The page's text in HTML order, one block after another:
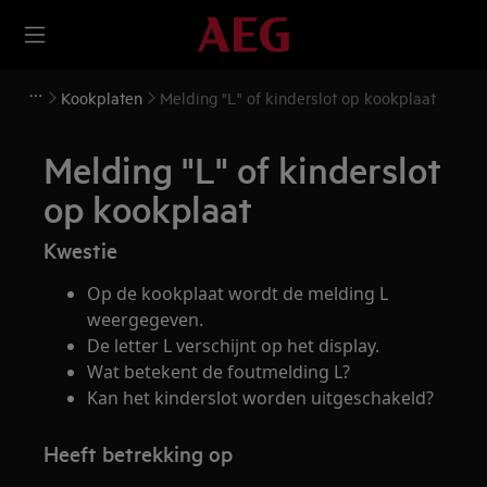
Kookplaten Melding "L" of kinderslot op kookplaat
Melding "L" of kinderslot
op kookplaat
Kwestie
Op de kookplaat wordt de melding L
weergegeven.
De letter L verschijnt op het display.
Wat betekent de foutmelding L?
Kan het kinderslot worden uitgeschakeld?
Heeft betrekking op